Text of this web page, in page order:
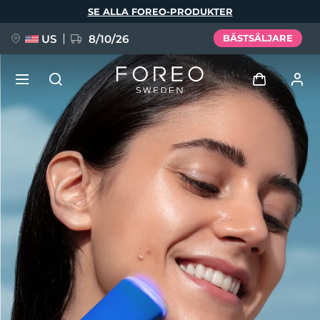
SE ALLA FOREO-PRODUKTER
US 8/10/26 BÄSTSÄLJARE
Logga in
Användarprofil
Mina enheter
Mina beställningar
Mina adresser
Mina prenumerationer
NYHET
FAQ™ Pure Beauty-Tech Elixir
BREAKING NEWS
issa™ Teeth Whitening Set
Språk
English Deutsch
Español
Français
Português
Polski
Русский
Türkçe
简体中文 繁體中文